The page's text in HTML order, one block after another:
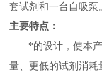
套试剂和一台自吸泵
主要特点：
*的设计，使本
量、更低的试剂消耗